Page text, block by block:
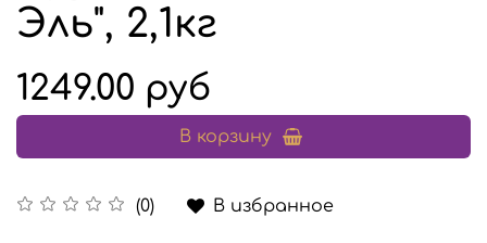
Эль", 2,1кг
(0) В избранное
1249.00 руб
В корзину